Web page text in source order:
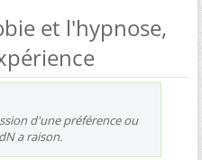
et l'hypnose,
d'une préférence ou
a raison.